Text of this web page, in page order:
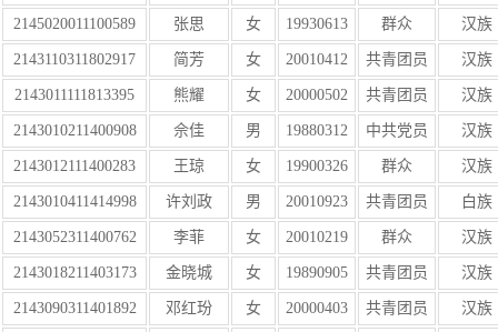
2145020011100589 张思 女 19930613 群众 汉族
2143110311802917 简芳 女 20010412 共青团员 汉族
2143011111813395 熊耀 女 20000502 共青团员 汉族
2143010211400908 佘佳 男 19880312 中共党员 汉族
2143012111400283 王琼 女 19900326 群众 汉族
2143010411414998 许刘政 男 20010923 共青团员 白族
2143052311400762 李菲 女 20010219 群众 汉族
2143018211403173 金晓城 女 19890905 共青团员 汉族
2143090311401892 邓红玢 女 20000403 共青团员 汉族